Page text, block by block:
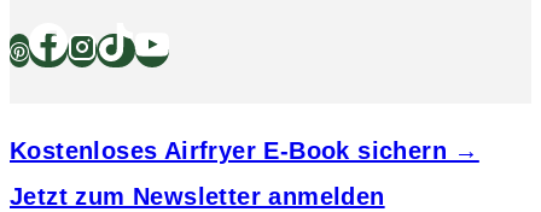
Kostenloses Airfryer E-Book sichern →
Jetzt zum Newsletter anmelden